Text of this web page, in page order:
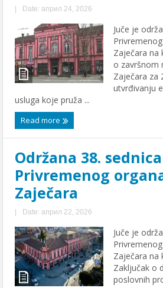
| Date: април 24, 2026
Juče je
Zaječara na
o završnom
Zaječara za
utvrđivanju
usluga koje pruža ...
Read more
Održana 38. sеdnica
Privrеmеnog
Zajеčara
| Date: април 22, 2026
Juče jе
Zajеčara na
Zaključak o
poslovnih